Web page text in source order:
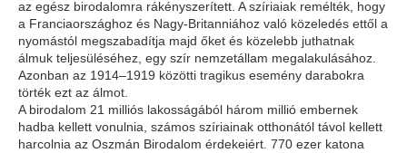
az egész birodalomra rákényszerített. A szíriaiak remélték, hogy
a Franciaországhoz és Nagy-Britanniához való közeledés ettől a
nyomástól megszabadítja majd őket és közelebb juthatnak
álmuk teljesüléséhez, egy szír nemzetállam megalakulásához.
Azonban az 1914–1919 közötti tragikus esemény darabokra
törték ezt az álmot.
A birodalom 21 milliós lakosságából három millió embernek
hadba kellett vonulnia, számos szíriainak otthonától távol kellett
harcolnia az Oszmán Birodalom érdekeiért. 770 ezer katona